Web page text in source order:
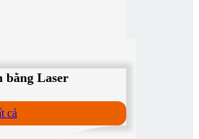
bằng Laser
cả